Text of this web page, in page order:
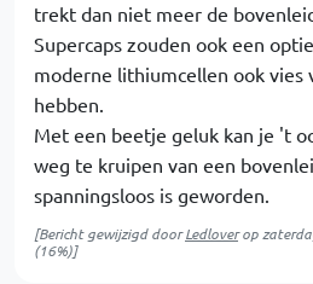
trekt dan niet meer de
Supercaps zouden ook een
moderne lithiumcellen ook vies
hebben.
Met een beetje geluk kan je 't
weg te kruipen van een
spanningsloos is geworden.
[Bericht gewijzigd doorLedloverop
(16%)]